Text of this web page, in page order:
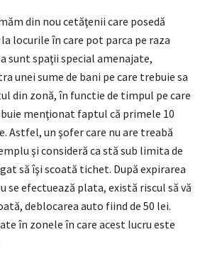
din nou cetăţenii care posedă
locurile în care pot parca pe raza
sunt spaţii special amenajate,
unei sume de bani pe care trebuie sa
din zonă, în functie de timpul pe care
menţionat faptul că primele 10
Astfel, un şofer care nu are treabă
şi consideră ca stă sub limita de
să îşi scoată tichet. După expirarea
se efectuează plata, există riscul să vă
deblocarea auto fiind de 50 lei.
în zonele în care acest lucru este